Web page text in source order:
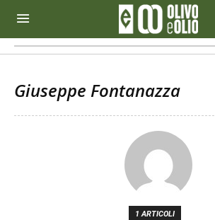
Giuseppe Fontanazza
1 ARTICOLI